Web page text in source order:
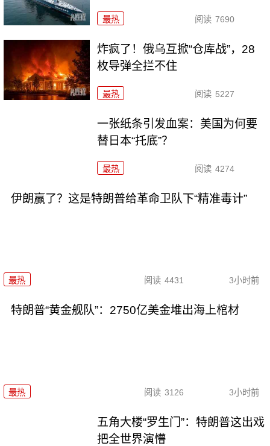
最热 阅读 7690
炸疯了！俄乌互掀“仓库战”，28
枚导弹全拦不住
最热 阅读 5227
一张纸条引发血案：美国为何要
替日本“托底”？
最热 阅读 4274
伊朗赢了？这是特朗普给革命卫队下“精准毒计”
最热 阅读 4431 3小时前
特朗普“黄金舰队”：2750亿美金堆出海上棺材
最热 阅读 3126 3小时前
五角大楼“罗生门”：特朗普这出戏
把全世界演懵